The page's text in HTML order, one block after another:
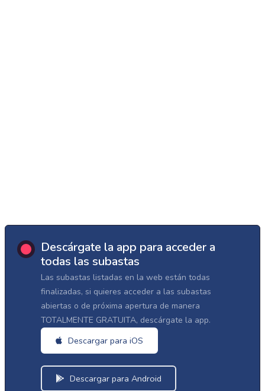
Descárgate la app para acceder a
todas las subastas
Las subastas listadas en la web están todas
finalizadas, si quieres acceder a las subastas
abiertas o de próxima apertura de manera
TOTALMENTE GRATUITA, descárgate la app.
Descargar para iOS
Descargar para Android